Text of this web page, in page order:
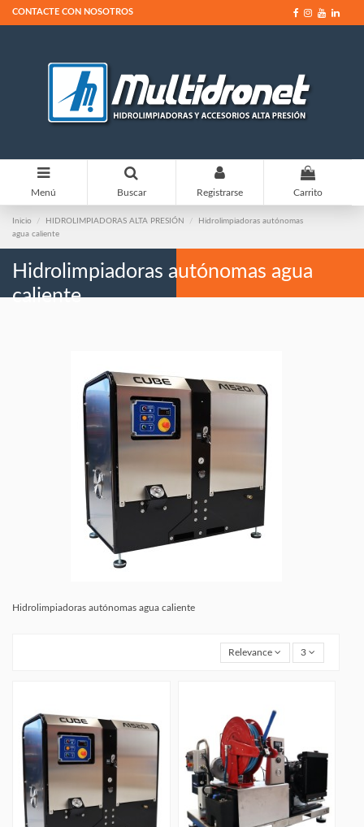
CONTACTE CON NOSOTROS
Menú Buscar Registrarse
0
Carrito
Inicio HIDROLIMPIADORAS ALTA PRESIÓN
Hidrolimpiadoras autónomas
agua caliente
Hidrolimpiadoras autónomas agua
caliente
Hidrolimpiadoras autónomas agua caliente
Relevance 3